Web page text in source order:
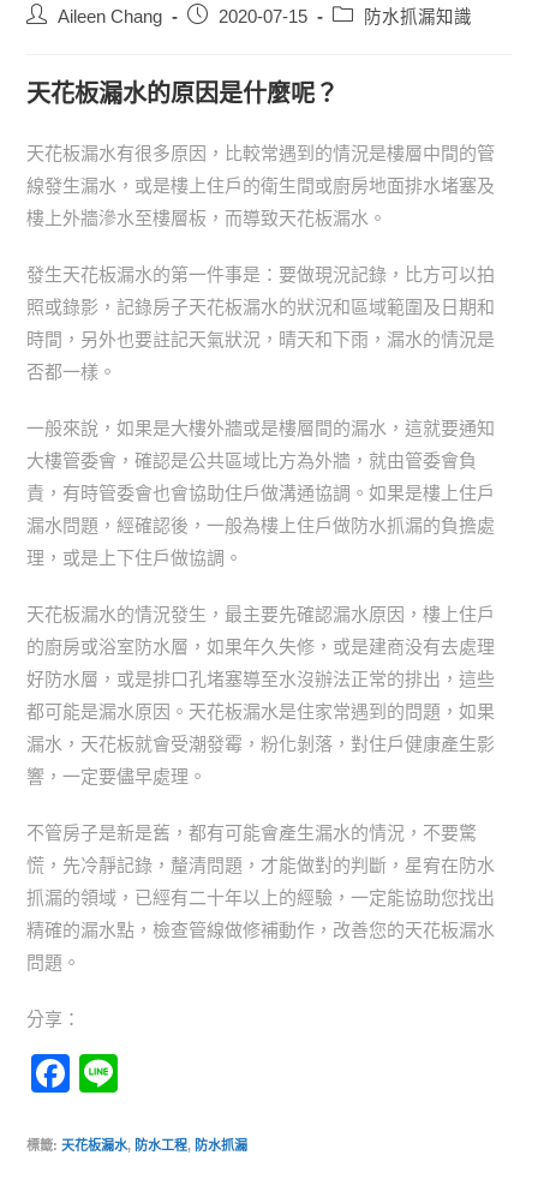
Aileen Chang 2020-07-15 防水抓漏知識
天花板漏水的原因是什麼呢？
天花板漏水有很多原因，比較常遇到的情況是樓層中間的管
線發生漏水，或是樓上住戶的衛生間或廚房地面排水堵塞及
樓上外牆滲水至樓層板，而導致天花板漏水。
發生天花板漏水的第一件事是：要做現況記錄，比方可以拍
照或錄影，記錄房子天花板漏水的狀況和區域範圍及日期和
時間，另外也要註記天氣狀況，晴天和下雨，漏水的情況是
否都一樣。
一般來說，如果是大樓外牆或是樓層間的漏水，這就要通知
大樓管委會，確認是公共區域比方為外牆，就由管委會負
責，有時管委會也會協助住戶做溝通協調。如果是樓上住戶
漏水問題，經確認後，一般為樓上住戶做防水抓漏的負擔處
理，或是上下住戶做協調。
天花板漏水的情況發生，最主要先確認漏水原因，樓上住戶
的廚房或浴室防水層，如果年久失修，或是建商没有去處理
好防水層，或是排口孔堵塞導至水沒辦法正常的排出，這些
都可能是漏水原因。天花板漏水是住家常遇到的問題，如果
漏水，天花板就會受潮發霉，粉化剝落，對住戶健康產生影
響，一定要儘早處理。
不管房子是新是舊，都有可能會產生漏水的情況，不要驚
慌，先冷靜記錄，釐清問題，才能做對的判斷，星宥在防水
抓漏的領域，已經有二十年以上的經驗，一定能協助您找出
精確的漏水點，檢查管線做修補動作，改善您的天花板漏水
問題。
分享：
F
c
e
標籤:天花板漏水, 防水工程, 防水抓漏